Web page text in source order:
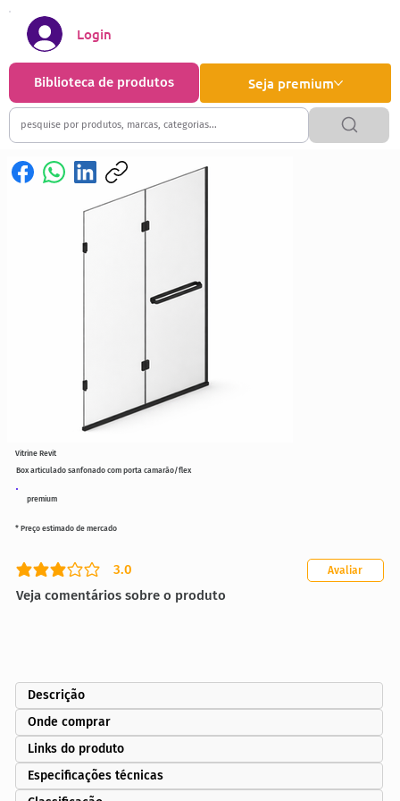
Seja premium
Biblioteca de produtos
Login
premium
Box articulado sanfonado com porta camarão/flex
3.0
classificação média é 3 de 5
Veja comentários sobre o produto
Avaliar
* Preço estimado de mercado
Vitrine Revit
Descrição
Onde comprar
Links do produto
Especificações técnicas